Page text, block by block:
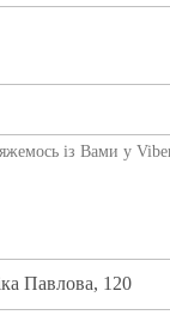
із Вами у